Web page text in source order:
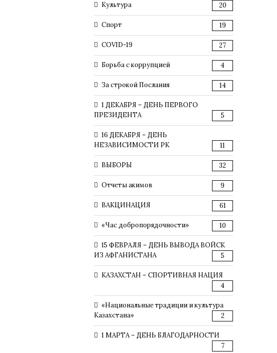
Культура 20
Спорт 19
COVID-19 27
Борьба с коррупцией 4
За строкой Послания 14
1 ДЕКАБРЯ – ДЕНЬ ПЕРВОГО
ПРЕЗИДЕНТА
5
16 ДЕКАБРЯ – ДЕНЬ
НЕЗАВИСИМОСТИ РК
11
ВЫБОРЫ 32
Отчеты акимов 9
ВАКЦИНАЦИЯ 61
«Час добропорядочности» 10
15 ФЕВРАЛЯ – ДЕНЬ ВЫВОДА ВОЙСК
ИЗ АФГАНИСТАНА
5
КАЗАХСТАН – СПОРТИВНАЯ НАЦИЯ
4
«Национальные традиции и культура
Казахстана»
2
1 МАРТА – ДЕНЬ БЛАГОДАРНОСТИ
7